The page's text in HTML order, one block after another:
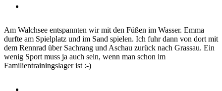
Am Walchsee entspannten wir mit den Füßen im Wasser. Emma
durfte am Spielplatz und im Sand spielen. Ich fuhr dann von dort mit
dem Rennrad über Sachrang und Aschau zurück nach Grassau. Ein
wenig Sport muss ja auch sein, wenn man schon im
Familientrainingslager ist :-)